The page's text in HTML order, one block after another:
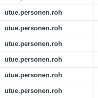
utue.personen.roh
utue.personen.roh
utue.personen.roh
utue.personen.roh
utue.personen.roh
utue.personen.roh